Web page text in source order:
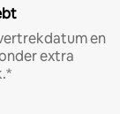
en
extra